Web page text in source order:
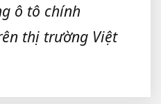
ô tô chính
thị trường Việt